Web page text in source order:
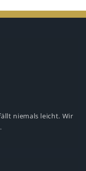
niemals leicht. Wir